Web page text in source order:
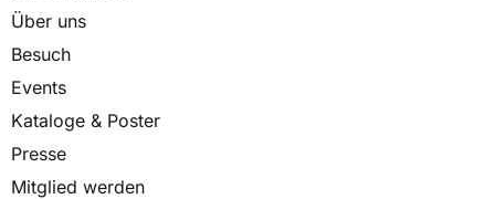
Über uns
Besuch
Events
Kataloge & Poster
Presse
Mitglied werden